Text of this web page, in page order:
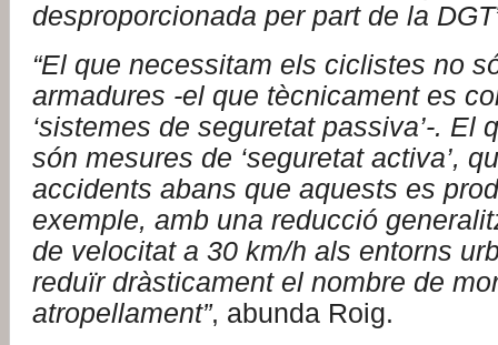
desproporcionada per part de la
“El que necessitam els ciclistes no
armadures -el que tècnicament es
‘sistemes de seguretat passiva’-. El
són mesures de ‘seguretat activa’,
accidents abans que aquests es
exemple, amb una reducció
de velocitat a 30 km/h als entorns
reduïr dràsticament el nombre de
atropellament”, abunda Roig.